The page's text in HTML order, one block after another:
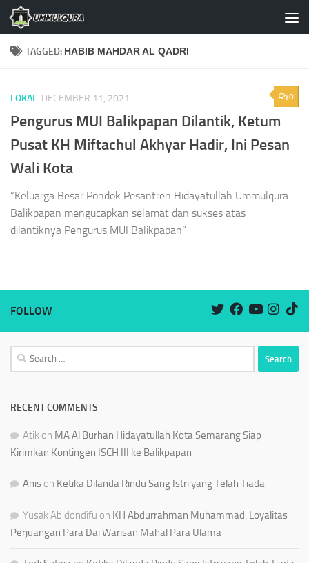
Skip to content
TAGGED: HABIB MAHDAR AL QADRI
0
LOKAL DECEMBER 11, 2021
Pengurus MUI Balikpapan Dilantik, Ketum
Pusat KH Miftachul Akhyar Hadir, Ini Pesan
Wali Kota
“Keluarga Besar Pondok Pesantren Hidayatullah Ummulqura
Balikpapan mengucapkan selamat dan sukses atas
dilantiknya Pengurus MUI Balikpapan”
FOLLOW
Search
for:
RECENT COMMENTS
Atik on MA Al Burhan Hidayatullah Kota Semarang Siap
Kirimkan Kontingen ISCH III ke Balikpapan
Anis on Ketika Dilanda Rindu Sang Istri yang Telah Tiada
Yusak Abidondifu on KH Abdurrahman Muhammad: Loyalitas
Perjuangan Para Dai Warisan Mahal Para Ulama